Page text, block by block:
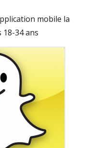
mobile la
18-34 ans